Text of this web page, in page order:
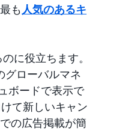
も 人気のあるキ
に役立ちます。
グローバルマネ
ボードで表示で
て新しいキャン
の広告掲載が簡